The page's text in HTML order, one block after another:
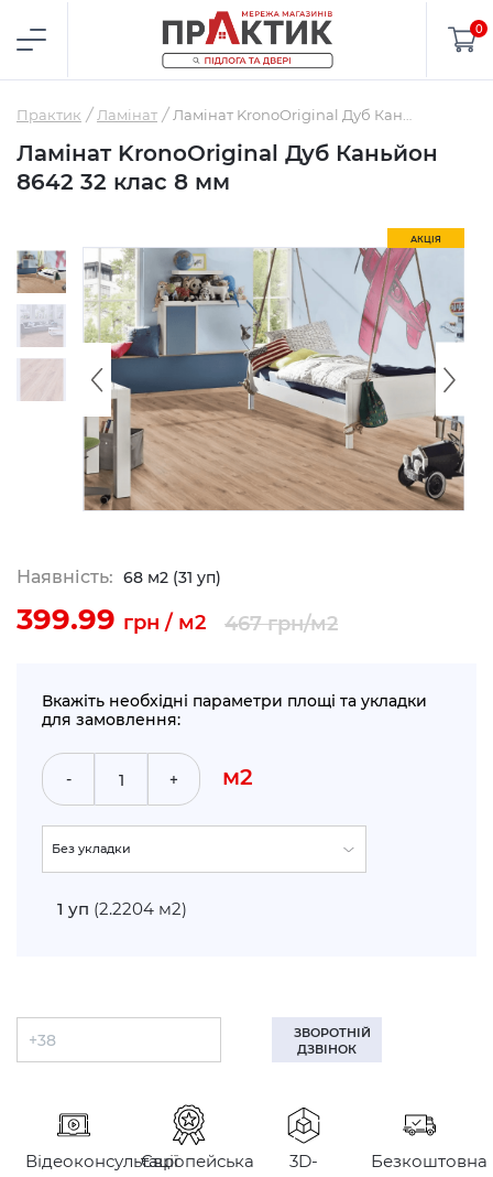
0
Практик Ламінат
Ламінат KronoOriginal Дуб Каньйон
8642 32 клас 8 мм
АКЦІЯ
Наявність: 68 м2 (31 уп)
399.99 грн / м2 467грн/м2
Вкажіть необхідні параметри площі та укладки
для замовлення:
- + м2
Без укладки
1 уп (2.2204 м2)
ЗВОРОТНІЙ
ДЗВІНОК
ВідеоконсультаціїЄвропейська
3D-
Безкоштовна